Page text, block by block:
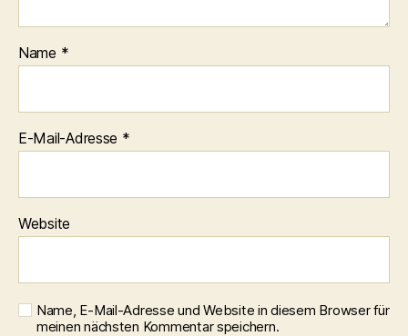
Name *
E-Mail-Adresse *
Website
Name, E-Mail-Adresse und Website in diesem Browser für
meinen nächsten Kommentar speichern.